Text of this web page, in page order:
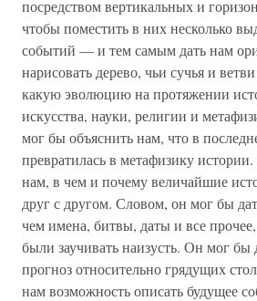
посредством вертикальных и
чтобы поместить в них несколько
событий — и тем самым дать нам
нарисовать дерево, чьи сучья и
какую эволюцию на протяжении
искусства, науки, религии и
мог бы объяснить нам, что в
превратилась в метафизику
нам, в чем и почему величайшие
друг с другом. Словом, он мог бы
чем имена, битвы, даты и все
были заучивать наизусть. Он мог бы
прогноз относительно грядущих
нам возможность описать будущее